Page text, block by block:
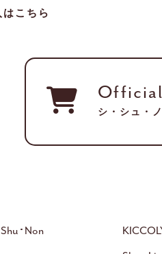
はこちら
シ・シュ・
･Non